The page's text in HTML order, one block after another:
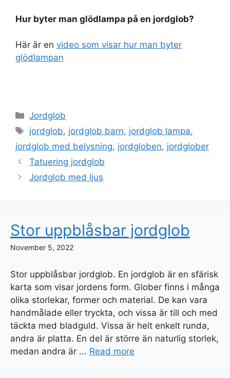
Hur byter man glödlampa på en jordglob?
Här är en video som visar hur man byter
glödlampan
Categories
Jordglob
Tags
jordglob, jordglob barn, jordglob lampa,
jordglob med belysning, jordgloben, jordglober
Tatuering jordglob
Jordglob med ljus
Stor uppblåsbar jordglob
November 5, 2022
Stor uppblåsbar jordglob. En jordglob är en sfärisk
karta som visar jordens form. Glober finns i många
olika storlekar, former och material. De kan vara
handmålade eller tryckta, och vissa är till och med
täckta med bladguld. Vissa är helt enkelt runda,
andra är platta. En del är större än naturlig storlek,
medan andra är ... Read more